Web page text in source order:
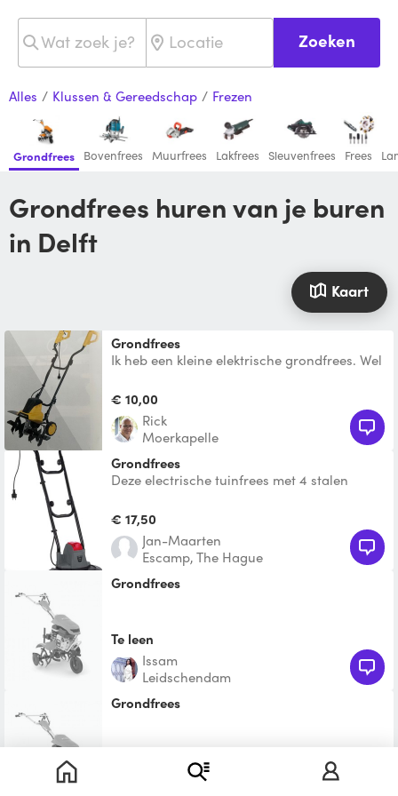
Zoeken
Alles / Klussen & Gereedschap / Frezen
Grondfrees Bovenfrees Muurfrees Lakfrees Sleuvenfrees Frees
Grondfrees huren van je buren
in Delft
Kaart
Grondfrees
Ik heb een kleine elektrische grondfrees. Wel
€ 10,00
Rick
Moerkapelle
Grondfrees
Deze electrische tuinfrees met 4 stalen
ideaal voor kleinere
€ 17,50
Jan-Maarten
Escamp, The Hague
Grondfrees
Te leen
Issam
Leidschendam
Grondfrees
Zeeshan